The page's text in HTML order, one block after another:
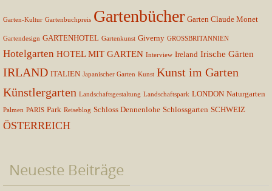
Garten-Kultur Gartenbuchpreis Gartenbücher Garten Claude Monet
Gartendesign GARTENHOTEL Gartenkunst Giverny GROSSBRITANNIEN
Hotelgarten HOTEL MIT GARTEN Interview Ireland Irische Gärten
IRLAND ITALIEN Japanischer Garten Kunst Kunst im Garten
Künstlergarten Landschaftsgestaltung Landschaftspark LONDON Naturgarten
Palmen PARIS Park Reiseblog Schloss Dennenlohe Schlossgarten SCHWEIZ
ÖSTERREICH
Neueste Beiträge